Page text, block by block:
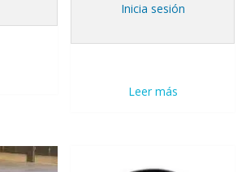
Inicia sesión
Leer más